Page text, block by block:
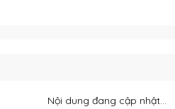
Nội dung đang cập nhật...